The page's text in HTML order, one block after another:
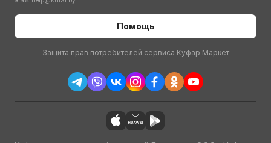
Помощь
Защита прав потребителей сервиса Куфар Маркет